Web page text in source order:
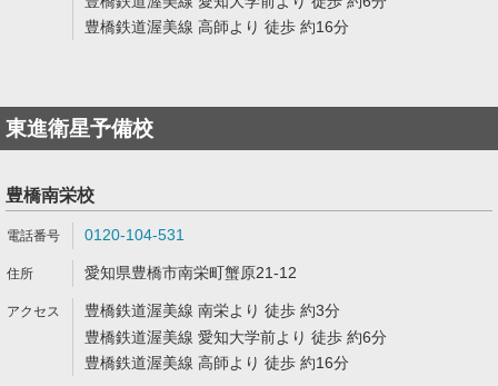
豊橋鉄道渥美線 高師より 徒歩 約16分
東進衛星予備校
豊橋南栄校
0120-104-531
愛知県豊橋市南栄町蟹原21-12
豊橋鉄道渥美線 南栄より 徒歩 約3分
豊橋鉄道渥美線 愛知大学前より 徒歩 約6分
豊橋鉄道渥美線 高師より 徒歩 約16分